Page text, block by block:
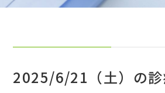
2025/6/21（土）の診